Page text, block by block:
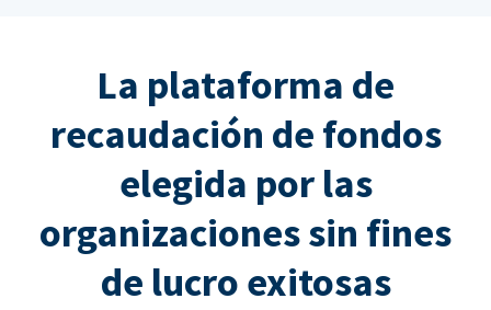
La plataforma de
recaudación de fondos
elegida por las
organizaciones sin fines
de lucro exitosas